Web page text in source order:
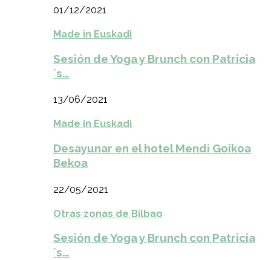
01/12/2021
Made in Euskadi
Sesión de Yoga y Brunch con Patricia
´s…
13/06/2021
Made in Euskadi
Desayunar en el hotel Mendi Goikoa
Bekoa
22/05/2021
Otras zonas de Bilbao
Sesión de Yoga y Brunch con Patricia
´s…